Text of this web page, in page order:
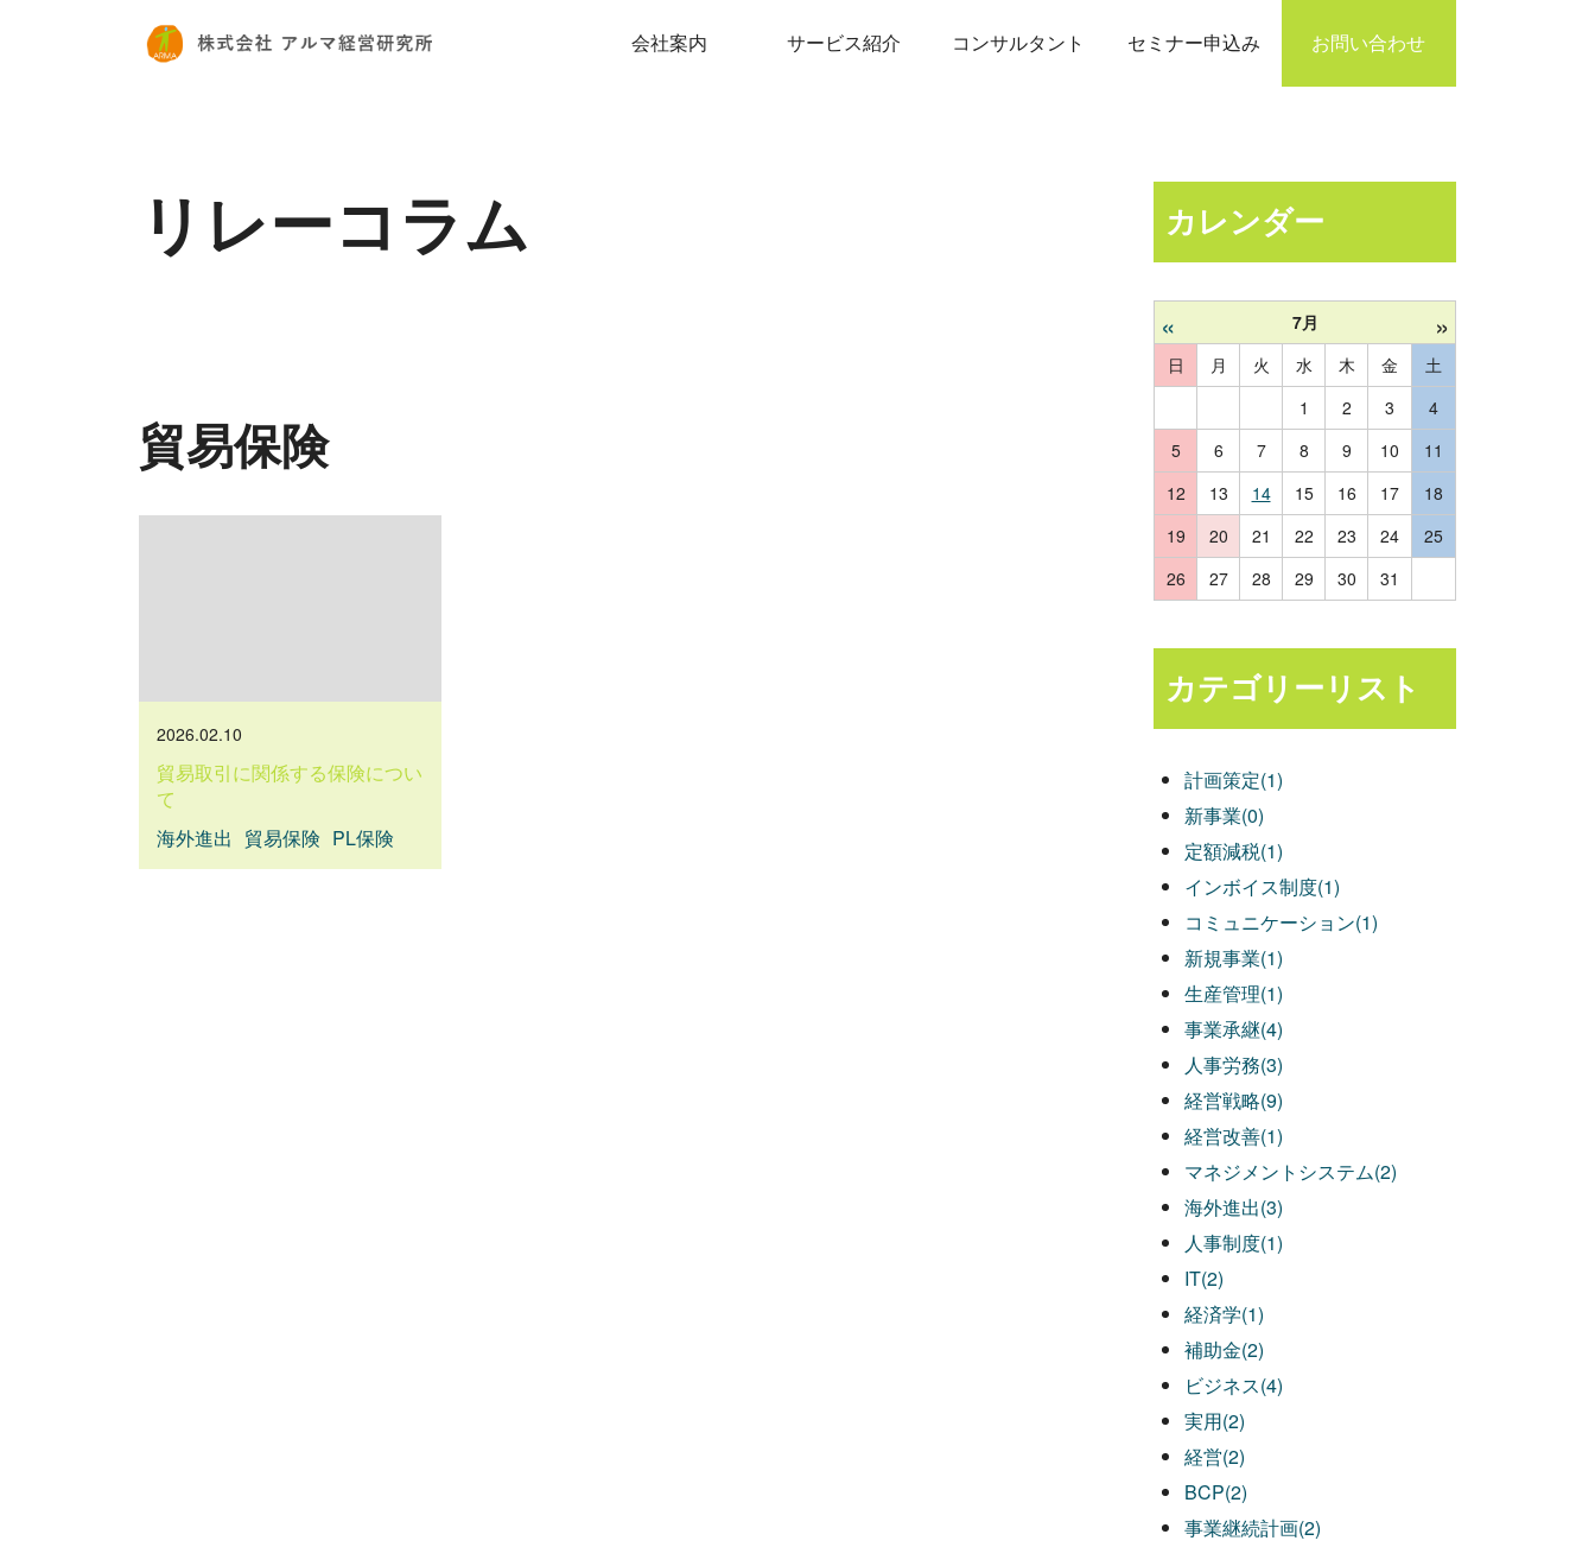
会社案内 サービス紹介 コンサルタント セミナー申込み お問い合わせ
リレーコラム
貿易保険
貿易取引に関係する保険につい
て
2026.02.10
海外進出 貿易保険 PL保険
カレンダー
« 7月 »
日 月 火 水 木 金
土
1
2 3
4
5
6 7 8 9 10
11
12
13 14 15 16 17
18
19
20 21 22 23 24
25
26
27 28 29 30 31
カテゴリーリスト
計画策定(1)
新事業(0)
定額減税(1)
インボイス制度(1)
コミュニケーション(1)
新規事業(1)
生産管理(1)
事業承継(4)
人事労務(3)
経営戦略(9)
経営改善(1)
マネジメントシステム(2)
海外進出(3)
人事制度(1)
IT(2)
経済学(1)
補助金(2)
ビジネス(4)
実用(2)
経営(2)
BCP(2)
事業継続計画(2)